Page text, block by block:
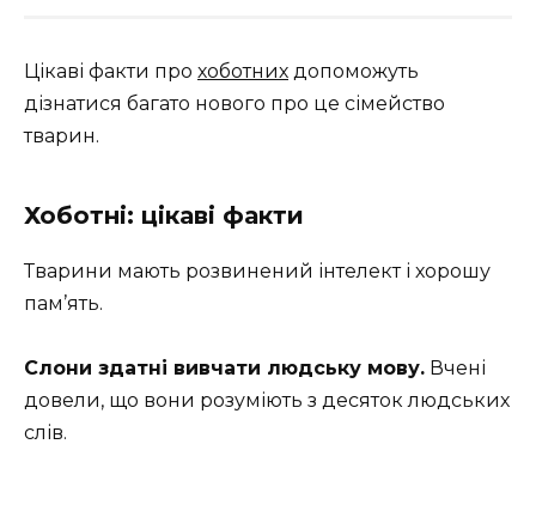
Цікаві факти про хоботних допоможуть
дізнатися багато нового про це сімейство
тварин.
Хоботні: цікаві факти
Тварини мають розвинений інтелект і хорошу
пам’ять.
Слони здатні вивчати людську мову. Вчені
довели, що вони розуміють з десяток людських
слів.